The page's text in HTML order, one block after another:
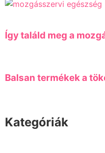
Így találd meg a
Balsan termékek a
Kategóriák